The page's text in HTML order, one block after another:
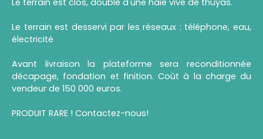
Le terrain est clos, doublé d'une haie vive de thuyas.
Le terrain est desservi par les réseaux : téléphone, eau,
électricité
Avant livraison la plateforme sera reconditionnée
décapage, fondation et finition. Coût à la charge du
vendeur de 150 000 euros.
PRODUIT RARE ! Contactez-nous!